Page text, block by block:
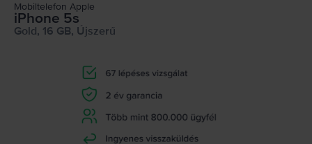
Mobiltelefon Apple
iPhone 5s
Gold, 16 GB, Újszerű